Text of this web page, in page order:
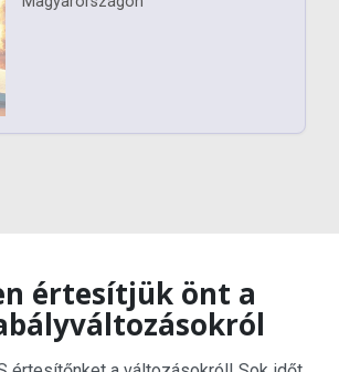
értesítjük önt a